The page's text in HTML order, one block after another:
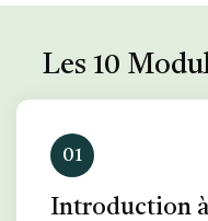
Les 10
01
Introduction à